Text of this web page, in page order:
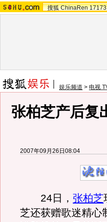
搜狐 ChinaRen 17173
娱乐频道 > 电视
张柏芝产后复
2007年09月26日08:04
24日， 张柏芝
芝还获赠歌迷精心